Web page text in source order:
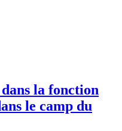
la fonction
le camp du